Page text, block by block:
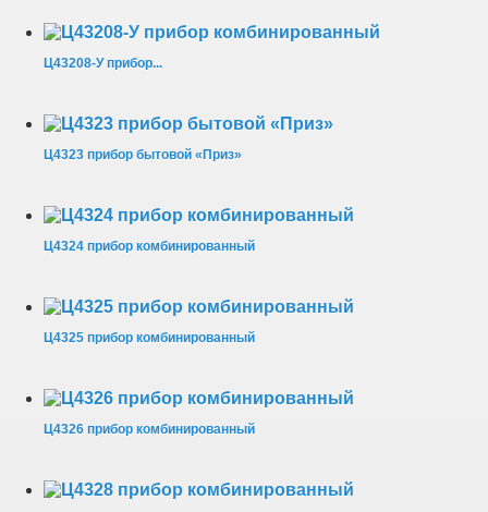
Ц43208-У прибор...
Ц4323 прибор бытовой «Приз»
Ц4324 прибор комбинированный
Ц4325 прибор комбинированный
Ц4326 прибор комбинированный